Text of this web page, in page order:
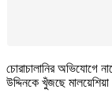
চোরাচালানির অভিযোগে
উদ্দিনকে খুঁজছে